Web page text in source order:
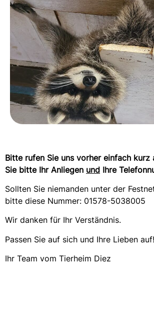
Bitte rufen Sie uns vorher einfach
Sie bitte Ihr Anliegen und Ihre
Sollten Sie niemanden unter der
bitte diese Nummer: 01578-5038005
Wir danken für Ihr Verständnis.
Passen Sie auf sich und Ihre Lieben auf!
Ihr Team vom Tierheim Diez